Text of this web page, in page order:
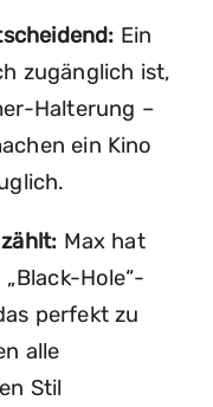
Ein
zugänglich ist,
Halterung –
ein Kino
Max hat
Hole“-
perfekt zu
alle
Stil